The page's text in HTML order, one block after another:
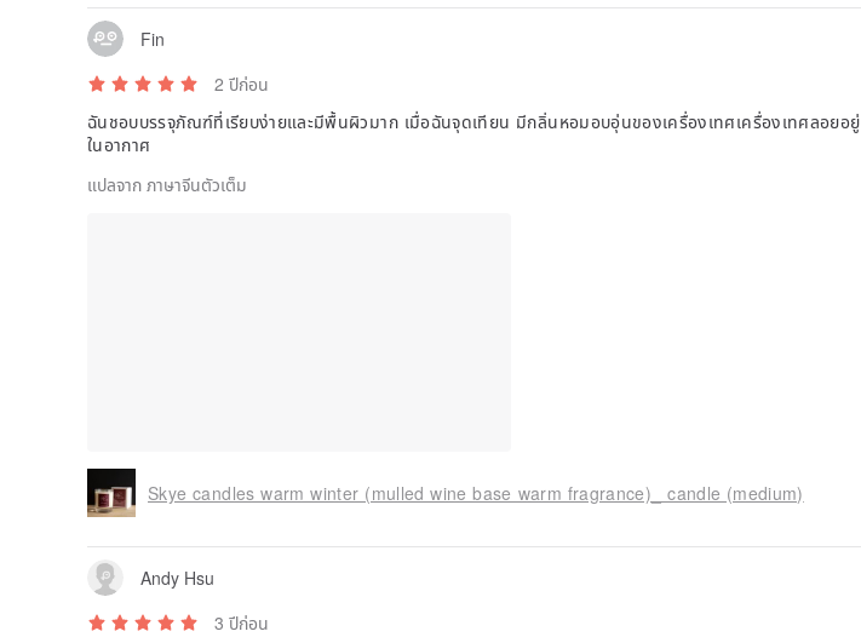
Fin
2 ปีก่อน
ฉันชอบบรรจุภัณฑ์ที่เรียบง่ายและมีพื้นผิวมาก เมื่อฉันจุดเทียน มีกลิ่นหอมอบอุ่นของเครื่องเทศเครื่องเทศลอยอยู่
ในอากาศ
แปลจาก ภาษาจีนตัวเต็ม
Skye candles warm winter (mulled wine base warm fragrance)_ candle (medium)
Andy Hsu
3 ปีก่อน